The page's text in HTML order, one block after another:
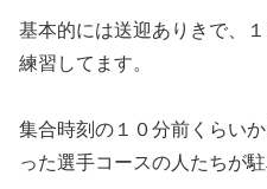
基本的には送迎ありきで、
練習してます。
集合時刻の１０分前くらい
った選手コースの人たちが駐